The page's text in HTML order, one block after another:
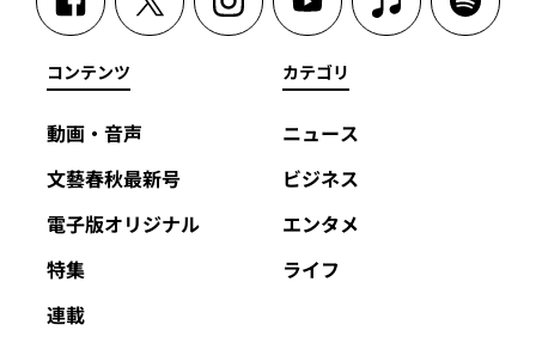
コンテンツ
動画・音声
文藝春秋最新号
電子版オリジナル
特集
連載
カテゴリ
ニュース
ビジネス
エンタメ
ライフ